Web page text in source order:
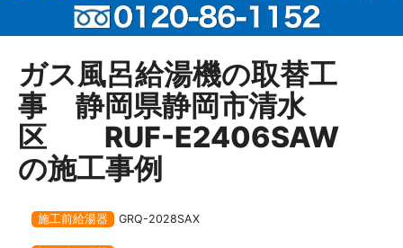
ガス風呂給湯機の取替工
事 静岡県静岡市清水
区 RUF-E2406SAW
の施工事例
施工前給湯器 GRQ-2028SAX